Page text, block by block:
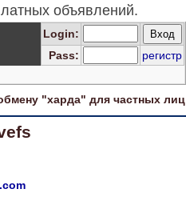
объявлений.
Login:
Pass:
регистр
"харда" для частных лиц